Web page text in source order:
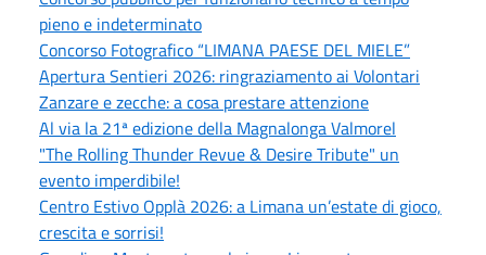
pieno e indeterminato
Concorso Fotografico “LIMANA PAESE DEL MIELE”
Apertura Sentieri 2026: ringraziamento ai Volontari
Zanzare e zecche: a cosa prestare attenzione
Al via la 21ª edizione della Magnalonga Valmorel
"The Rolling Thunder Revue & Desire Tribute" un
evento imperdibile!
Centro Estivo Opplà 2026: a Limana un’estate di gioco,
crescita e sorrisi!